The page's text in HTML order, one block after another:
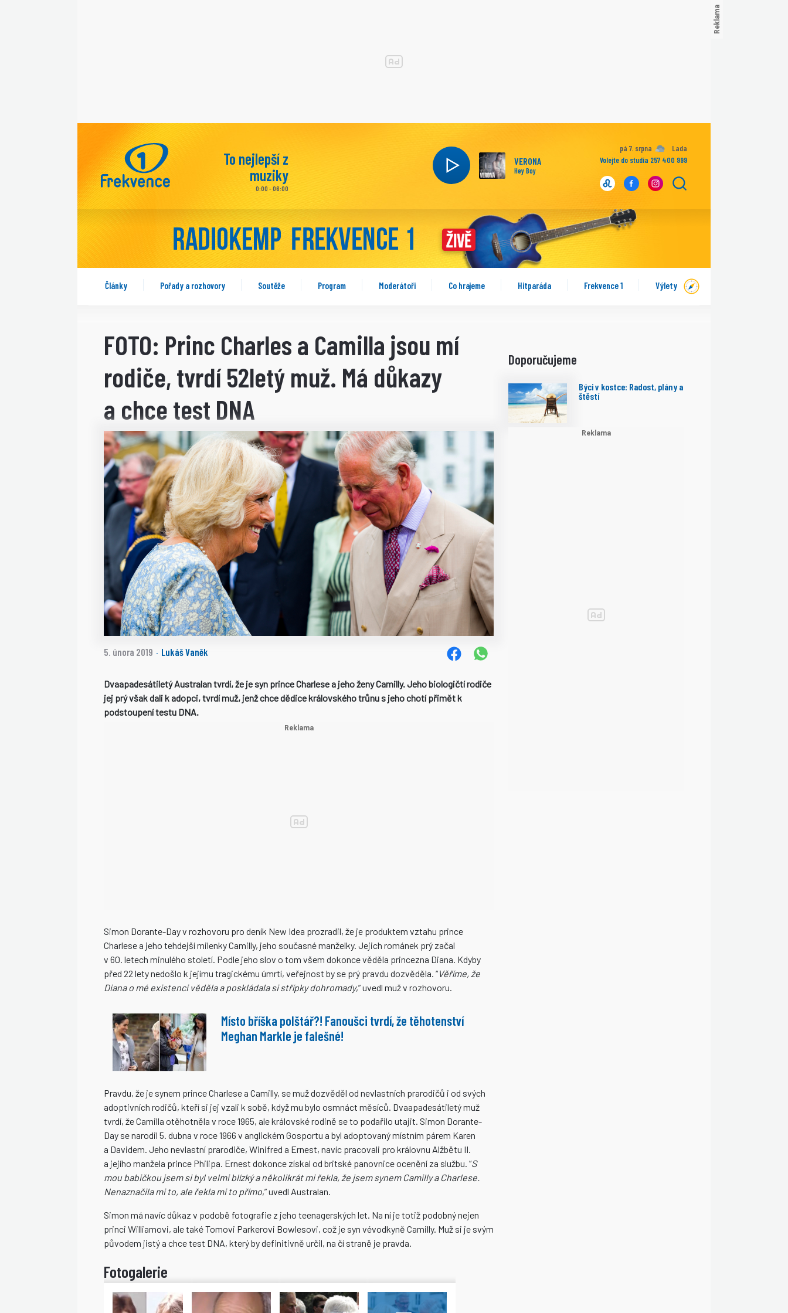
Články Pořady a rozhovory Soutěže Program Moderátoři Co hrajeme Hitparáda Frekvence 1 Výlety
VERONA
Hey Boy
To nejlepší z
muziky
0:00 - 06:00
pá 7. srpna
Lada
Volejte do studia 257 400 999
FOTO: Princ Charles a Camilla jsou mí
rodiče, tvrdí 52letý muž. Má důkazy
a chce test DNA
5. února 2019 · Lukáš Vaněk
Dvaapadesátiletý Australan tvrdí, že je syn prince Charlese a jeho ženy Camilly. Jeho biologičtí rodiče
jej prý však dali k adopci, tvrdí muž, jenž chce dědice královského trůnu s jeho chotí přimět k
podstoupení testu DNA.
Simon Dorante-Day v rozhovoru pro deník New Idea prozradil, že je produktem vztahu prince
Charlese a jeho tehdejší milenky Camilly, jeho současné manželky. Jejich románek prý začal
v 60. letech minulého století. Podle jeho slov o tom všem dokonce věděla princezna Diana. Kdyby
před 22 lety nedošlo k jejímu tragickému úmrtí, veřejnost by se prý pravdu dozvěděla. “Věříme, že
Diana o mé existenci věděla a poskládala si střípky dohromady,” uvedl muž v rozhovoru.
Místo bříška polštář?! Fanoušci tvrdí, že těhotenství
Meghan Markle je falešné!
Pravdu, že je synem prince Charlese a Camilly, se muž dozvěděl od nevlastních prarodičů i od svých
adoptivních rodičů, kteří si jej vzali k sobě, když mu bylo osmnáct měsíců. Dvaapadesátiletý muž
tvrdí, že Camilla otěhotněla v roce 1965, ale královské rodině se to podařilo utajit. Simon Dorante-
Day se narodil 5. dubna v roce 1966 v anglickém Gosportu a byl adoptovaný místním párem Karen
a Davidem. Jeho nevlastní prarodiče, Winifred a Ernest, navíc pracovali pro královnu Alžbětu II.
a jejího manžela prince Philipa. Ernest dokonce získal od britské panovnice ocenění za službu. “S
mou babičkou jsem si byl velmi blízký a několikrát mi řekla, že jsem synem Camilly a Charlese.
Nenaznačila mi to, ale řekla mi to přímo,” uvedl Australan.
Simon má navíc důkaz v podobě fotografie z jeho teenagerských let. Na ní je totiž podobný nejen
princi Williamovi, ale také Tomovi Parkerovi Bowlesovi, což je syn vévodkyně Camilly. Muž si je svým
původem jistý a chce test DNA, který by definitivně určil, na čí straně je pravda.
Doporučujeme
Býci v kostce: Radost, plány a
štěstí